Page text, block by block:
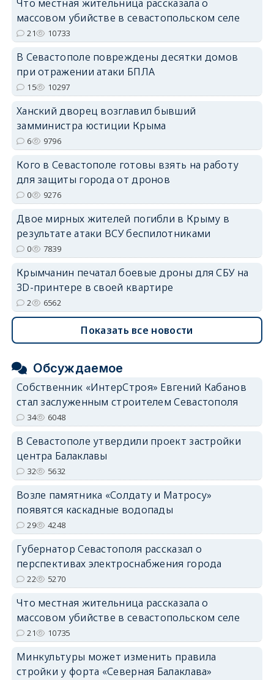
erid: 2SDnjdPjgYS
erid: 2SDnjdvhGXG
Что местная жительница рассказала о
массовом убийстве в севастопольском селе
21 10733
В Севастополе повреждены десятки домов
при отражении атаки БПЛА
15 10297
Ханский дворец возглавил бывший
замминистра юстиции Крыма
6 9796
Кого в Севастополе готовы взять на работу
для защиты города от дронов
0 9276
Двое мирных жителей погибли в Крыму в
результате атаки ВСУ беспилотниками
0 7839
Крымчанин печатал боевые дроны для СБУ на
3D-принтере в своей квартире
2 6562
Показать все новости
Обсуждаемое
Собственник «ИнтерСтроя» Евгений Кабанов
стал заслуженным строителем Севастополя
34 6048
В Севастополе утвердили проект застройки
центра Балаклавы
32 5632
Возле памятника «Солдату и Матросу»
появятся каскадные водопады
29 4248
Губернатор Севастополя рассказал о
перспективах электроснабжения города
22 5270
Что местная жительница рассказала о
массовом убийстве в севастопольском селе
21 10735
Минкультуры может изменить правила
стройки у форта «Северная Балаклава»